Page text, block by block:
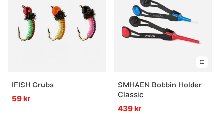
IFISH Grubs
59 kr
SMHAEN Bobbin Holder
Classic
439 kr